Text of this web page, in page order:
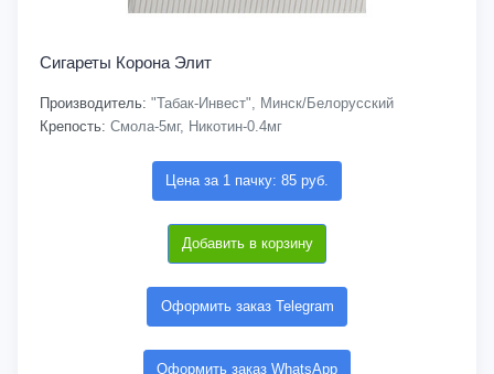
Сигареты Корона Элит
Производитель: "Табак-Инвест", Минск/Белорусский
Крепость: Смола-5мг, Никотин-0.4мг
Цена за 1 пачку: 85 руб.
Добавить в корзину
Оформить заказ Telegram
Оформить заказ WhatsApp